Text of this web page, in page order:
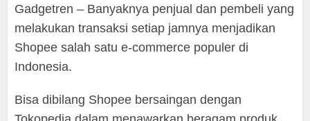
Gadgetren – Banyaknya penjual dan pembeli yang
melakukan transaksi setiap jamnya menjadikan
Shopee salah satu e-commerce populer di
Indonesia.
Bisa dibilang Shopee bersaingan dengan